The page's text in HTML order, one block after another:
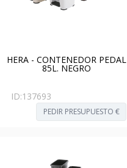
HERA - CONTENEDOR PEDAL
85L. NEGRO
ID:137693
PEDIR PRESUPUESTO €